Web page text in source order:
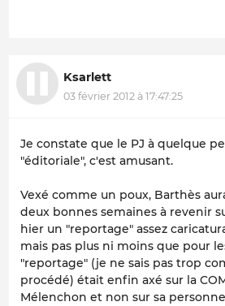
Ksarlett
03 février 2012 à 17:47:25
Je constate que le PJ à quelque
"éditoriale", c'est amusant.
Vexé comme un poux, Barthès
deux bonnes semaines à revenir
hier un "reportage" assez
mais pas plus ni moins que pour
"reportage" (je ne sais pas trop
procédé) était enfin axé sur la
Mélenchon et non sur sa